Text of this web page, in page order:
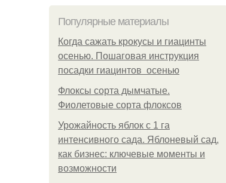
Популярные материалы
Когда сажать крокусы и гиацинты
осенью. Пошаговая инструкция
посадки гиацинтов осенью
Флоксы сорта дымчатые.
Фиолетовые сорта флоксов
Урожайность яблок с 1 га
интенсивного сада. Яблоневый сад,
как бизнес: ключевые моменты и
возможности